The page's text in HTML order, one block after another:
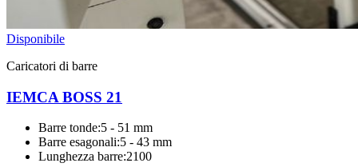
Disponibile
Caricatori di barre
IEMCA BOSS 21
Barre tonde:5 - 51 mm
Barre esagonali:5 - 43 mm
Lunghezza barre:2100